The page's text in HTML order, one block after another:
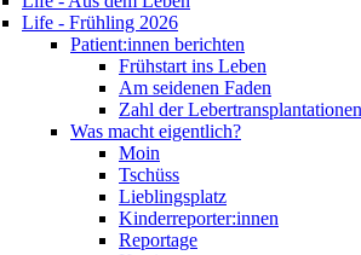
Life - Frühling 2026
Patient:innen berichten
Frühstart ins Leben
Am seidenen Faden
Zahl der
Was macht eigentlich?
Moin
Tschüss
Lieblingsplatz
Kinderreporter:innen
Reportage